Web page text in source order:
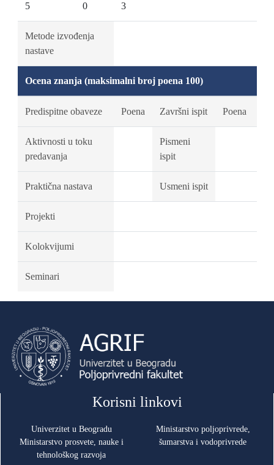
5 0 3
Metode izvođenja
nastave
Ocena znanja (maksimalni broj poena 100)
Predispitne obaveze Poena Završni ispit Poena
Aktivnosti u toku
predavanja
Pismeni
ispit
Praktična nastava Usmeni ispit
Projekti
Kolokvijumi
Seminari
Korisni linkovi
Univerzitet u Beogradu
Ministarstvo prosvete, nauke i
tehnološkog razvoja
Ministarstvo poljoprivrede,
šumarstva i vodoprivrede